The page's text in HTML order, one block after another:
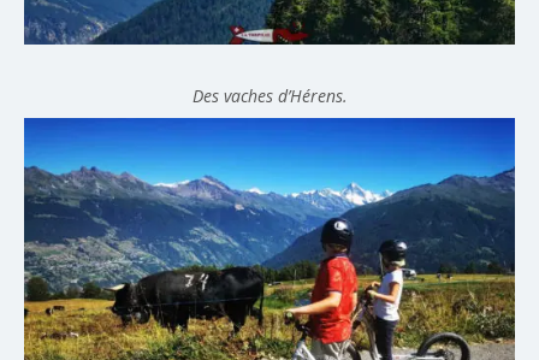
Des vaches d’Hérens.